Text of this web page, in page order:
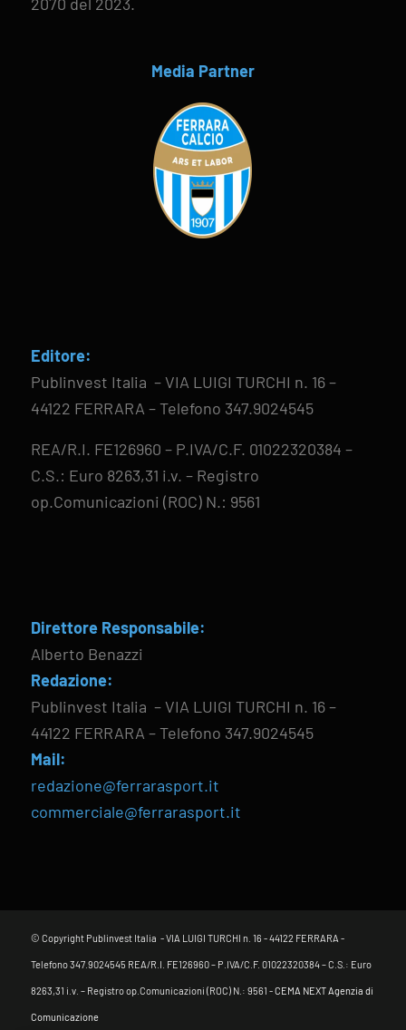
Media Partner
Editore:
Publinvest Italia – VIA LUIGI TURCHI n. 16 –
44122 FERRARA – Telefono 347.9024545
REA/R.I. FE126960 – P.IVA/C.F. 01022320384 –
C.S.: Euro 8263,31 i.v. – Registro
op.Comunicazioni (ROC) N.: 9561
Direttore Responsabile:
Alberto Benazzi
Redazione:
Publinvest Italia – VIA LUIGI TURCHI n. 16 –
44122 FERRARA – Telefono 347.9024545
Mail:
redazione@ferrarasport.it
commerciale@ferrarasport.it
© Copyright Publinvest Italia - VIA LUIGI TURCHI n. 16 - 44122 FERRARA -
Telefono 347.9024545 REA/R.I. FE126960 – P.IVA/C.F. 01022320384 – C.S.: Euro
8263,31 i.v. – Registro op.Comunicazioni (ROC) N.: 9561 -CEMA NEXT Agenzia di
Comunicazione